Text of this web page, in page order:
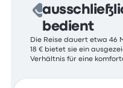
bedient
Die Reise dauert etwa 46
18 € bietet sie ein
Verhältnis für eine